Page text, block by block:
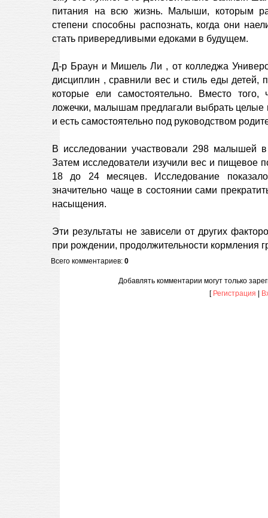
питания на всю жизнь. Малыши, которым
степени способны распознать, когда они
стать привередливыми едоками в будущем.
Д-р Браун и Мишель Ли , от колледжа
дисциплин , сравнили вес и стиль еды детей,
которые ели самостоятельно. Вместо
ложечки, малышам предлагали выбрать целые
и есть самостоятельно под руководством
В исследовании участвовали 298 малышей
Затем исследователи изучили вес и пищевое
18 до 24 месяцев. Исследование
значительно чаще в состоянии сами
насыщения.
Эти результаты не зависели от других
при рождении, продолжительности кормления
Всего комментариев: 0
Добавлять комментарии могут только
[ Регистрация